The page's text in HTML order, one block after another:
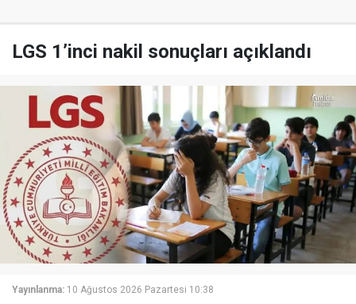
LGS 1’inci nakil sonuçları açıklandı
Yayınlanma: 10 Ağustos 2026 Pazartesi 10:38